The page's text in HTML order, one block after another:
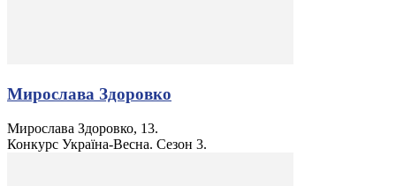
Мирослава Здоровко
Мирослава Здоровко, 13.
Конкурс Україна-Весна. Сезон 3.